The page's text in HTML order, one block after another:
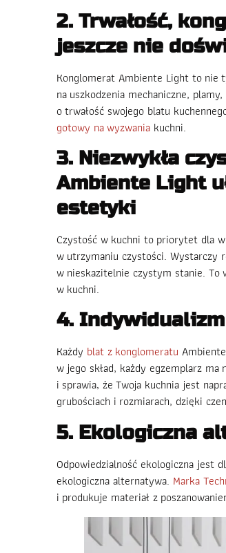
2. Trwałość,
jeszcze nie
Konglomerat Ambiente Light to nie
na uszkodzenia mechaniczne,
o trwałość swojego blatu
gotowy na wyzwania kuchni.
3. Niezwykła
Ambiente Light
estetyki
Czystość w kuchni to priorytet dla
w utrzymaniu czystości. Wystarczy
w nieskazitelnie czystym stanie. To
w kuchni.
4.
Każdy blat z konglomeratu
w jego skład, każdy egzemplarz
i sprawia, że Twoja kuchnia jest
grubościach i rozmiarach, dzięki
5. Ekologiczna
Odpowiedzialność ekologiczna jest
ekologiczna alternatywa. Marka
i produkuje materiał z